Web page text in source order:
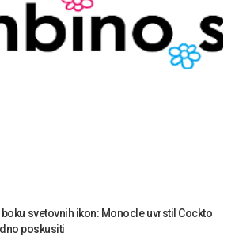
svetovnih ikon: Monocle uvrstil Cockto
poskusiti